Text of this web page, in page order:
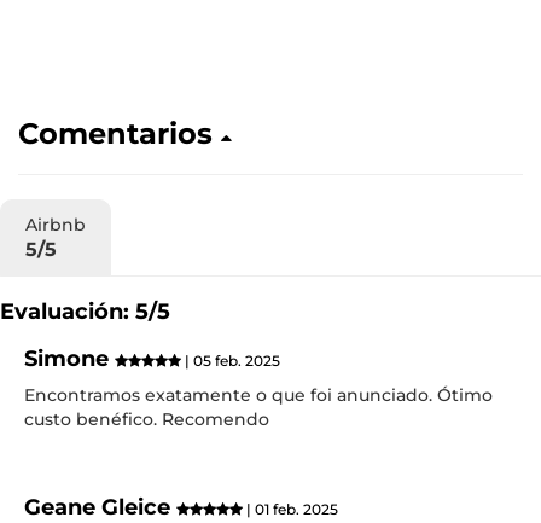
Comentarios
Airbnb
5/5
Evaluación: 5/5
Simone
| 05 feb. 2025
Encontramos exatamente o que foi anunciado. Ótimo
custo benéfico. Recomendo
Geane Gleice | 01 feb. 2025